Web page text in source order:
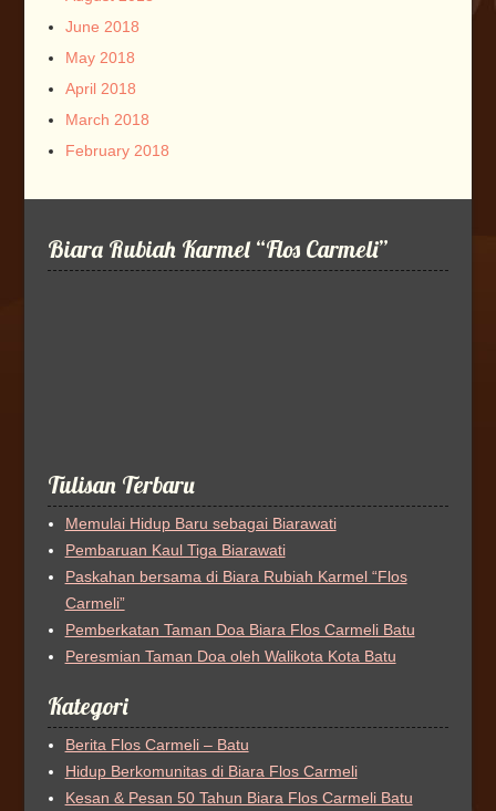
June 2018
May 2018
April 2018
March 2018
February 2018
Biara Rubiah Karmel “Flos Carmeli”
Tulisan Terbaru
Memulai Hidup Baru sebagai Biarawati
Pembaruan Kaul Tiga Biarawati
Paskahan bersama di Biara Rubiah Karmel “Flos
Carmeli”
Pemberkatan Taman Doa Biara Flos Carmeli Batu
Peresmian Taman Doa oleh Walikota Kota Batu
Kategori
Berita Flos Carmeli – Batu
Hidup Berkomunitas di Biara Flos Carmeli
Kesan & Pesan 50 Tahun Biara Flos Carmeli Batu